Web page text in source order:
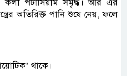
কলা পটাসিয়াম সমৃদ্ধ। আর এর
অতিরিক্ত পানি শুষে নেয়, ফলে
থাকে।